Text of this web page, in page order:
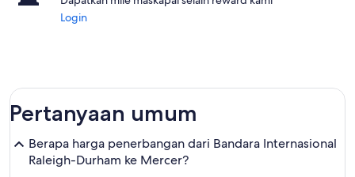
Login
Pertanyaan umum
Berapa harga penerbangan dari Bandara Internasional
Raleigh-Durham ke Mercer?